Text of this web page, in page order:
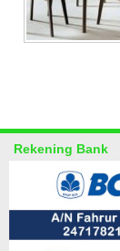
Rekening Bank